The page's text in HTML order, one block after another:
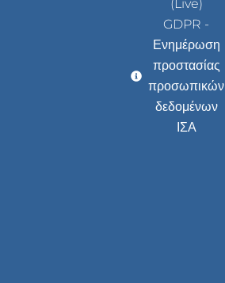
(Live)
GDPR -
Ενημέρωση
προστασίας
προσωπικών
δεδομένων
ΙΣΑ